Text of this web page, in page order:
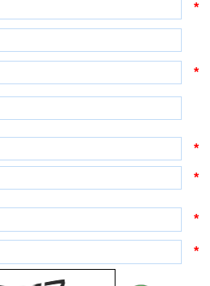
*
*
*
*
*
*